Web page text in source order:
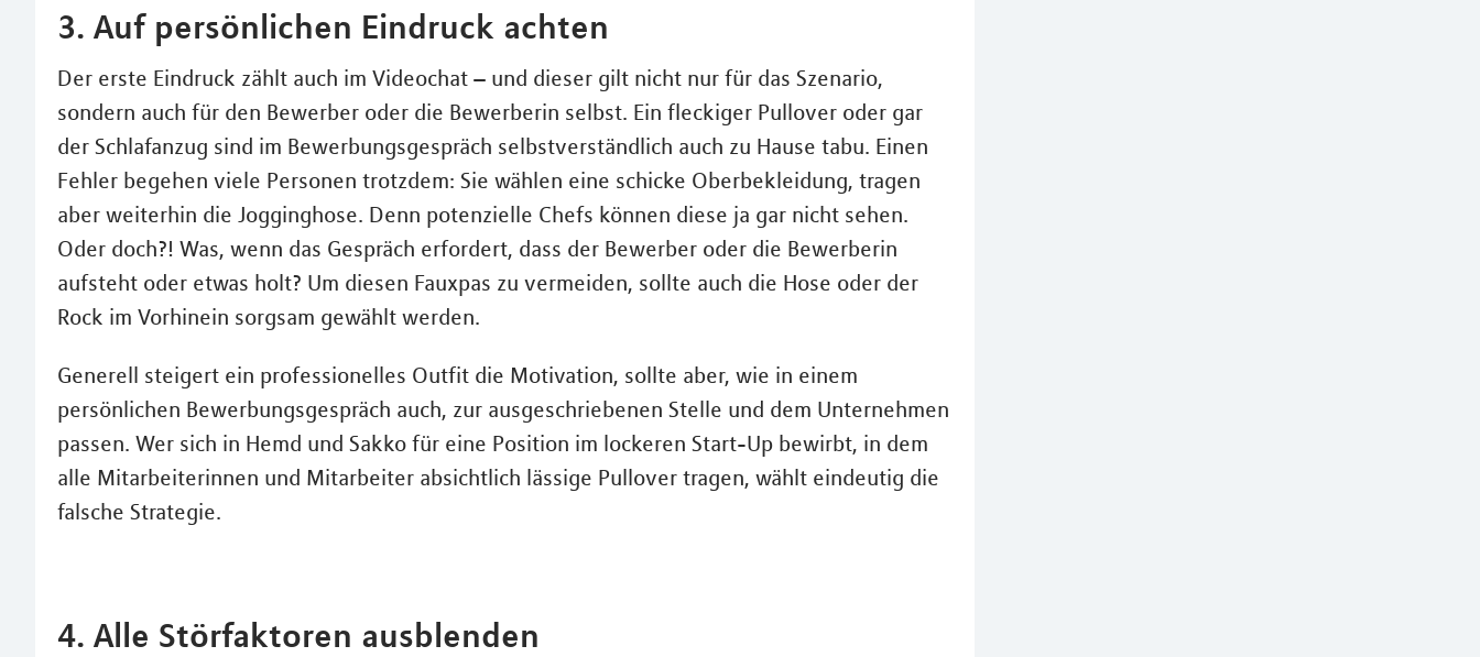
3. Auf persönlichen Eindruck achten
Der erste Eindruck zählt auch im Videochat – und dieser gilt nicht nur für das Szenario,
sondern auch für den Bewerber oder die Bewerberin selbst. Ein fleckiger Pullover oder gar
der Schlafanzug sind im Bewerbungsgespräch selbstverständlich auch zu Hause tabu. Einen
Fehler begehen viele Personen trotzdem: Sie wählen eine schicke Oberbekleidung, tragen
aber weiterhin die Jogginghose. Denn potenzielle Chefs können diese ja gar nicht sehen.
Oder doch?! Was, wenn das Gespräch erfordert, dass der Bewerber oder die Bewerberin
aufsteht oder etwas holt? Um diesen Fauxpas zu vermeiden, sollte auch die Hose oder der
Rock im Vorhinein sorgsam gewählt werden.
Generell steigert ein professionelles Outfit die Motivation, sollte aber, wie in einem
persönlichen Bewerbungsgespräch auch, zur ausgeschriebenen Stelle und dem Unternehmen
passen. Wer sich in Hemd und Sakko für eine Position im lockeren Start-Up bewirbt, in dem
alle Mitarbeiterinnen und Mitarbeiter absichtlich lässige Pullover tragen, wählt eindeutig die
falsche Strategie.
4. Alle Störfaktoren ausblenden